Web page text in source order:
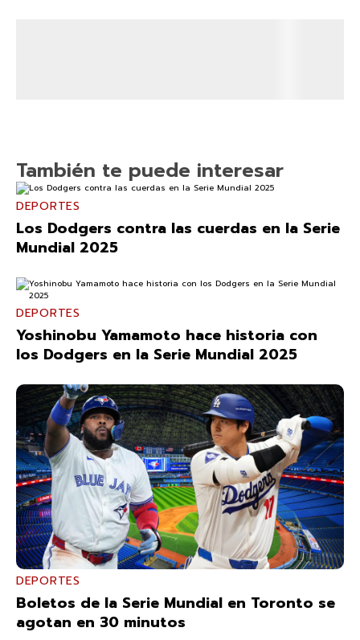
También te puede interesar
DEPORTES
Los Dodgers contra las cuerdas en la Serie
Mundial 2025
DEPORTES
Yoshinobu Yamamoto hace historia con
los Dodgers en la Serie Mundial 2025
DEPORTES
Boletos de la Serie Mundial en Toronto se
agotan en 30 minutos